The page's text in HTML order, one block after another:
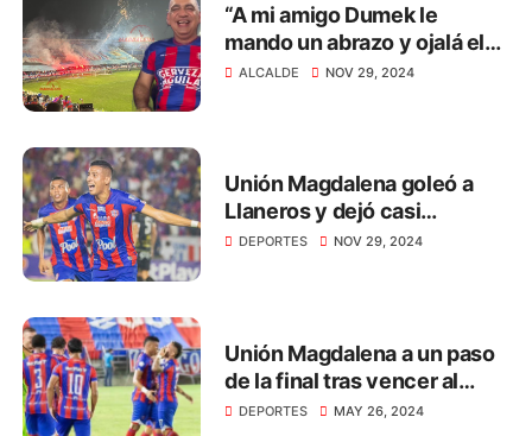
“A mi amigo Dumek le
mando un abrazo y ojalá el
Cartagena suba para ver los
ALCALDE NOV 29, 2024
Unión Magdalena goleó a
Llaneros y dejó casi
sentenciada la final de la B
DEPORTES NOV 29, 2024
Unión Magdalena a un paso
de la final tras vencer al
Deportes Quindío
DEPORTES MAY 26, 2024